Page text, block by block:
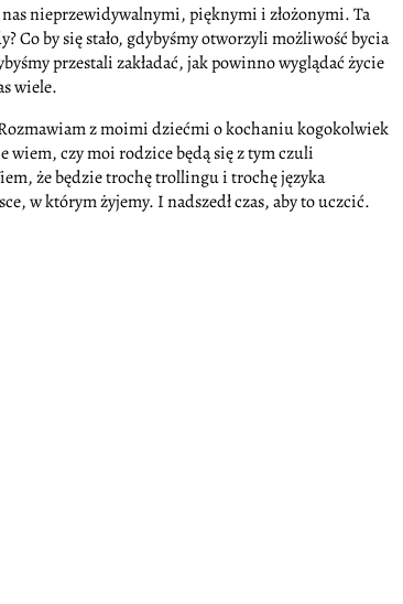
nas nieprzewidywalnymi, pięknymi i złożonymi. Ta
Co by się stało, gdybyśmy otworzyli możliwość bycia
przestali zakładać, jak powinno wyglądać życie
wiele.
z moimi dziećmi o kochaniu kogokolwiek
wiem, czy moi rodzice będą się z tym czuli
że będzie trochę trollingu i trochę języka
w którym żyjemy. I nadszedł czas, aby to uczcić.